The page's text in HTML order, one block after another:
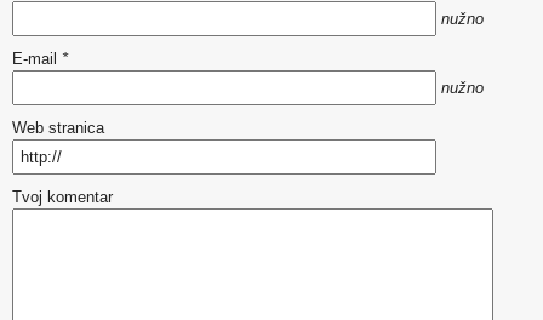
nužno
E-mail *
nužno
Web stranica
Tvoj komentar